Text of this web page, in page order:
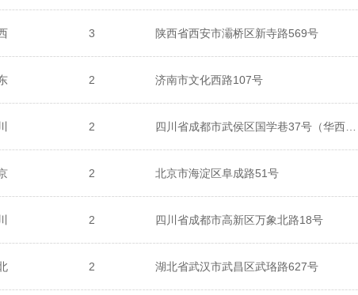
3 陕西省西安市灞桥区新寺路569号
2 济南市文化西路107号
2
2 北京市海淀区阜成路51号
2 四川省成都市高新区万象北路18号
2 湖北省武汉市武昌区武珞路627号